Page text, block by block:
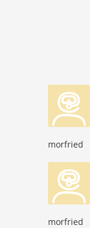
morfried
morfried